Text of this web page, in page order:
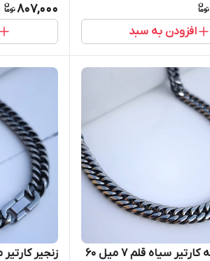
افزودن به سبد
807,000
زنجیر مردانه کارتیر سیاه قلم ۷ میل ۶۰